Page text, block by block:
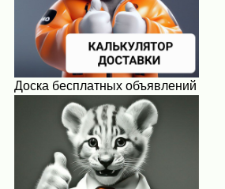
Доска бесплатных объявлений